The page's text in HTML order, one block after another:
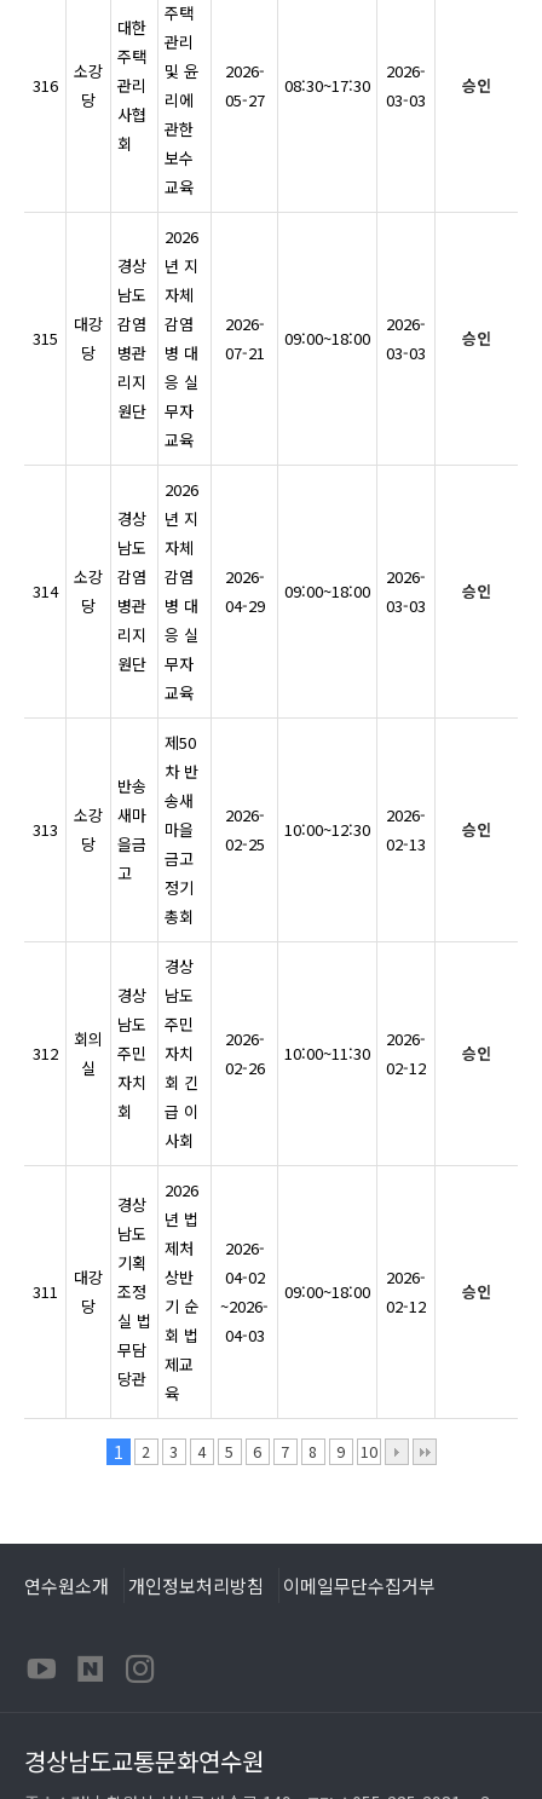
316
소강
당
대한
주택
관리
사협
회
주택
관리
및 윤
리에
관한
보수
교육
2026-
05-27
08:30~17:30
2026-
03-03
승인
315
대강
당
경상
남도
감염
병관
리지
원단
2026
년 지
자체
감염
병 대
응 실
무자
교육
2026-
07-21
09:00~18:00
2026-
03-03
승인
314
소강
당
경상
남도
감염
병관
리지
원단
2026
년 지
자체
감염
병 대
응 실
무자
교육
2026-
04-29
09:00~18:00
2026-
03-03
승인
313
소강
당
반송
새마
을금
고
제50
차 반
송새
마을
금고
정기
총회
2026-
02-25
10:00~12:30
2026-
02-13
승인
312
회의
실
경상
남도
주민
자치
회
경상
남도
주민
자치
회 긴
급 이
사회
2026-
02-26
10:00~11:30
2026-
02-12
승인
311
대강
당
경상
남도
기획
조정
실 법
무담
당관
2026
년 법
제처
상반
기 순
회 법
제교
육
2026-
04-02
~2026-
04-03
09:00~18:00
2026-
02-12
승인
1 2 3 4 5 6 7 8 9 10
연수원소개 개인정보처리방침 이메일무단수집거부
경상남도교통문화연수원